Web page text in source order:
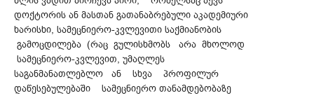
დოქტორის ან მასთან გათანაბრებული აკადემიური
ხარისხი, სამეცნიერო-კვლევითი საქმიანობის
გამოცდილება (რაც გულისხმობს არა მხოლოდ
სამეცნიერო-კვლევით, უმაღლეს
საგანმანათლებლო ან სხვა პროფილურ
დაწესებულებაში სამეცნიერო თანამდებობაზე